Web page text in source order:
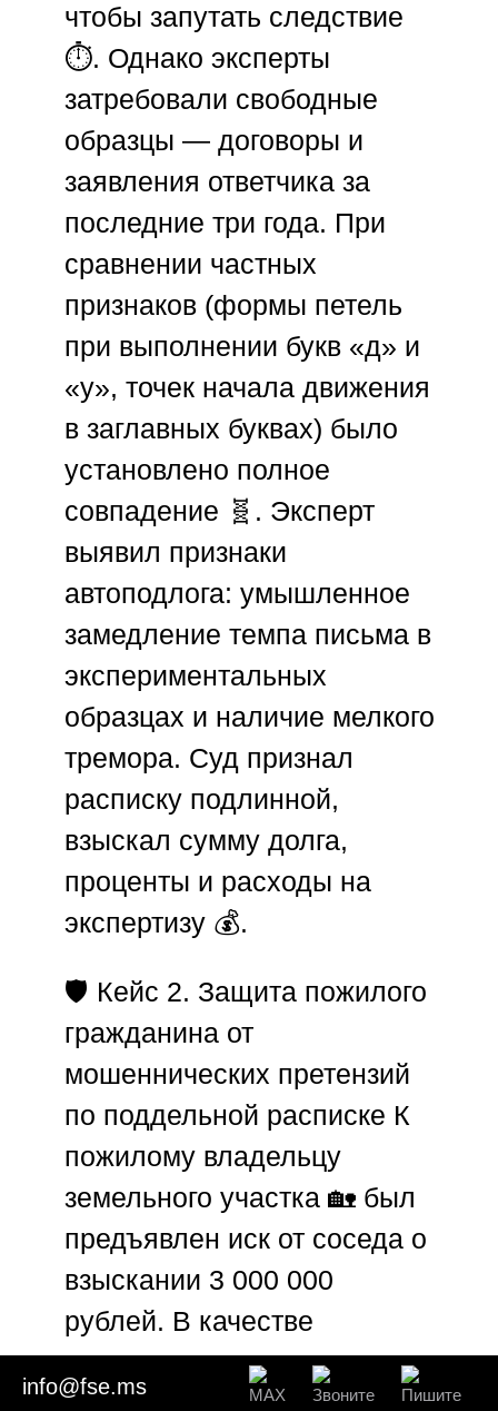
чтобы запутать следствие
⏱️. Однако эксперты
затребовали свободные
образцы — договоры и
заявления ответчика за
последние три года. При
сравнении частных
признаков (формы петель
при выполнении букв «д» и
«у», точек начала движения
в заглавных буквах) было
установлено полное
совпадение 🧬. Эксперт
выявил признаки
автоподлога: умышленное
замедление темпа письма в
экспериментальных
образцах и наличие мелкого
тремора. Суд признал
расписку подлинной,
взыскал сумму долга,
проценты и расходы на
экспертизу 💰.
🛡️ Кейс 2. Защита пожилого
гражданина от
мошеннических претензий
по поддельной расписке К
пожилому владельцу
земельного участка 🏡 был
предъявлен иск от соседа о
взыскании 3 000 000
рублей. В качестве
доказательства истец
предоставил пожелтевшую
info@fse.ms